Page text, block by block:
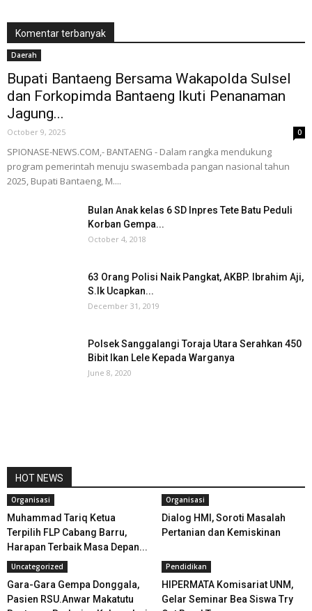
Komentar terbanyak
Daerah
Bupati Bantaeng Bersama Wakapolda Sulsel
dan Forkopimda Bantaeng Ikuti Penanaman
Jagung...
October 9, 2025 0
SPIONASE-NEWS.COM,- BANTAENG - Dalam rangka mendukung
program pemerintah menuju swasembada pangan nasional tahun
2025, Bupati Bantaeng, M....
Bulan Anak kelas 6 SD Inpres Tete Batu Peduli
Korban Gempa...
October 4, 2018
63 Orang Polisi Naik Pangkat, AKBP. Ibrahim Aji,
S.Ik Ucapkan...
December 31, 2019
Polsek Sanggalangi Toraja Utara Serahkan 450
Bibit Ikan Lele Kepada Warganya
June 8, 2020
HOT NEWS
Organisasi
Muhammad Tariq Ketua
Terpilih FLP Cabang Barru,
Harapan Terbaik Masa Depan...
Organisasi
Dialog HMI, Soroti Masalah
Pertanian dan Kemiskinan
Uncategorized
Gara-Gara Gempa Donggala,
Pasien RSU.Anwar Makatutu
Pendidikan
HIPERMATA Komisariat UNM,
Gelar Seminar Bea Siswa Try